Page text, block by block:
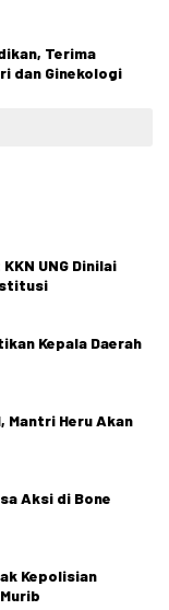
Terima
dan Ginekologi
UNG Dinilai
Kepala Daerah
Mantri Heru Akan
Aksi di Bone
Kepolisian